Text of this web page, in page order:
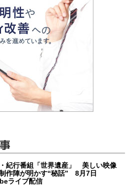
紀行番組「世界遺産」 美しい映像
作陣が明かす“秘話” 8月7日
ライブ配信